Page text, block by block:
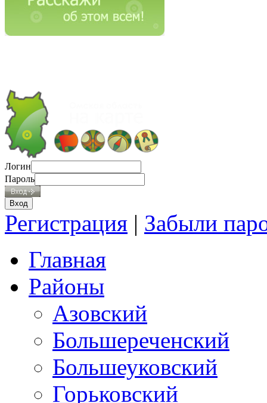
Логин
Пароль
Регистрация | Забыли
Главная
Районы
Азовский
Большереченский
Большеуковский
Горьковский